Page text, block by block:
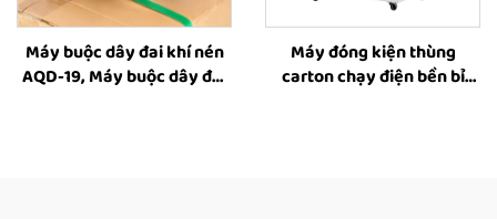
Máy buộc dây đai khí nén
AQD-19, Máy buộc dây đai
Máy đóng kiện thùng
carton chạy điện bền bỉ